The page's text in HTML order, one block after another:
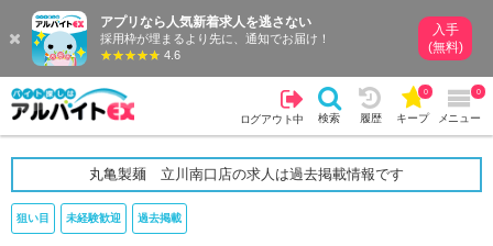
アプリなら人気新着求人を逃さない
採用枠が埋まるより先に、通知でお届け！
4.6
入手
(無料)
ログアウト中 検索 履歴 キープ
0
メニュー
0
丸亀製麺 立川南口店の求人は過去掲載情報です
狙い目 未経験歓迎 過去掲載